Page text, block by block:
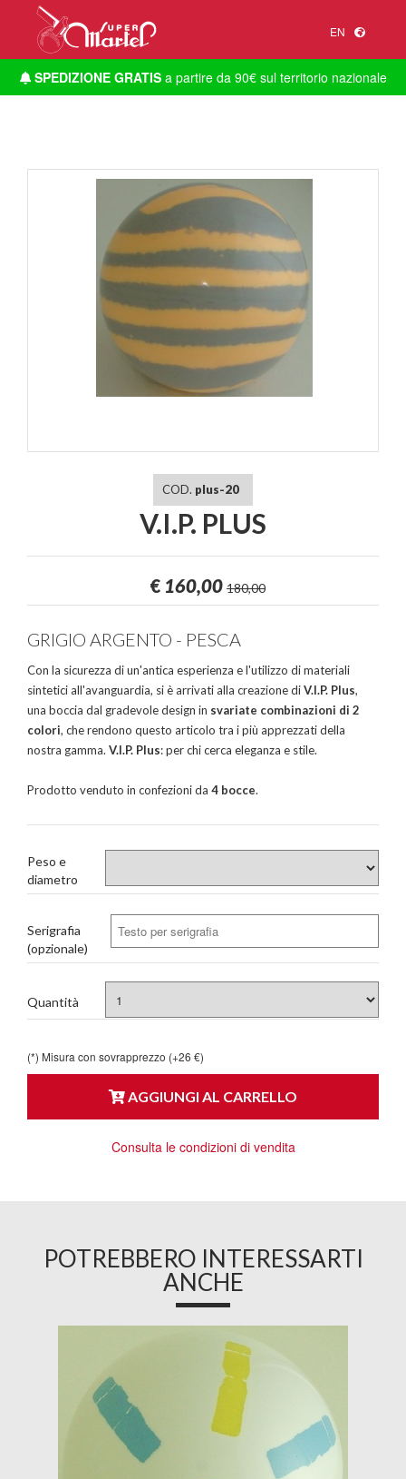
EN
SPEDIZIONE GRATISa partire da 90€ sul territorio nazionale
COD. plus-20
V.I.P. PLUS
€ 160,00 180,00
GRIGIO ARGENTO - PESCA
Con la sicurezza di un'antica esperienza e l'utilizzo di materiali
sintetici all'avanguardia, si è arrivati alla creazione diV.I.P. Plus,
una boccia dal gradevole design in svariate combinazioni di 2
colori, che rendono questo articolo tra i più apprezzati della
nostra gamma. V.I.P. Plus: per chi cerca eleganza e stile.
Prodotto venduto in confezioni da 4 bocce.
Peso e
diametro
Serigrafia
(opzionale)
Quantità
(*) Misura con sovrapprezzo (+26 €)
AGGIUNGI AL CARRELLO
Consulta le condizioni di vendita
POTREBBERO INTERESSARTI
ANCHE